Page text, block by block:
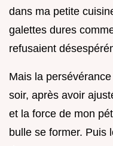
dans ma petite
galettes dures
refusaient
Mais la
soir, après avoir
et la force de mon
bulle se former. Puis